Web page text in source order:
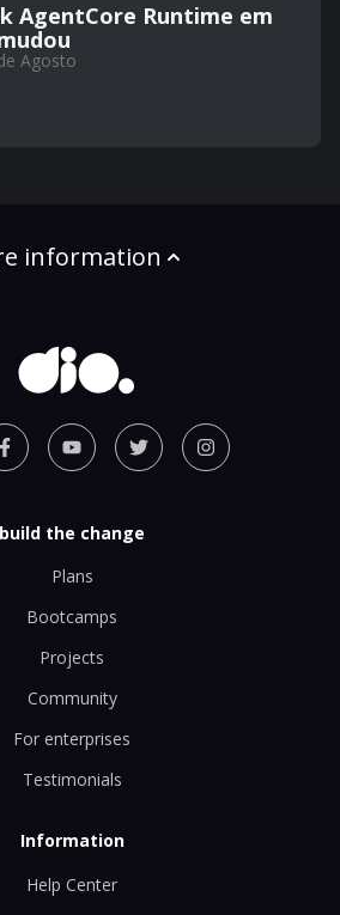
AgentCore Runtime em
Agosto
information
build the change
Plans
Bootcamps
Projects
Community
For enterprises
Testimonials
Information
Help Center